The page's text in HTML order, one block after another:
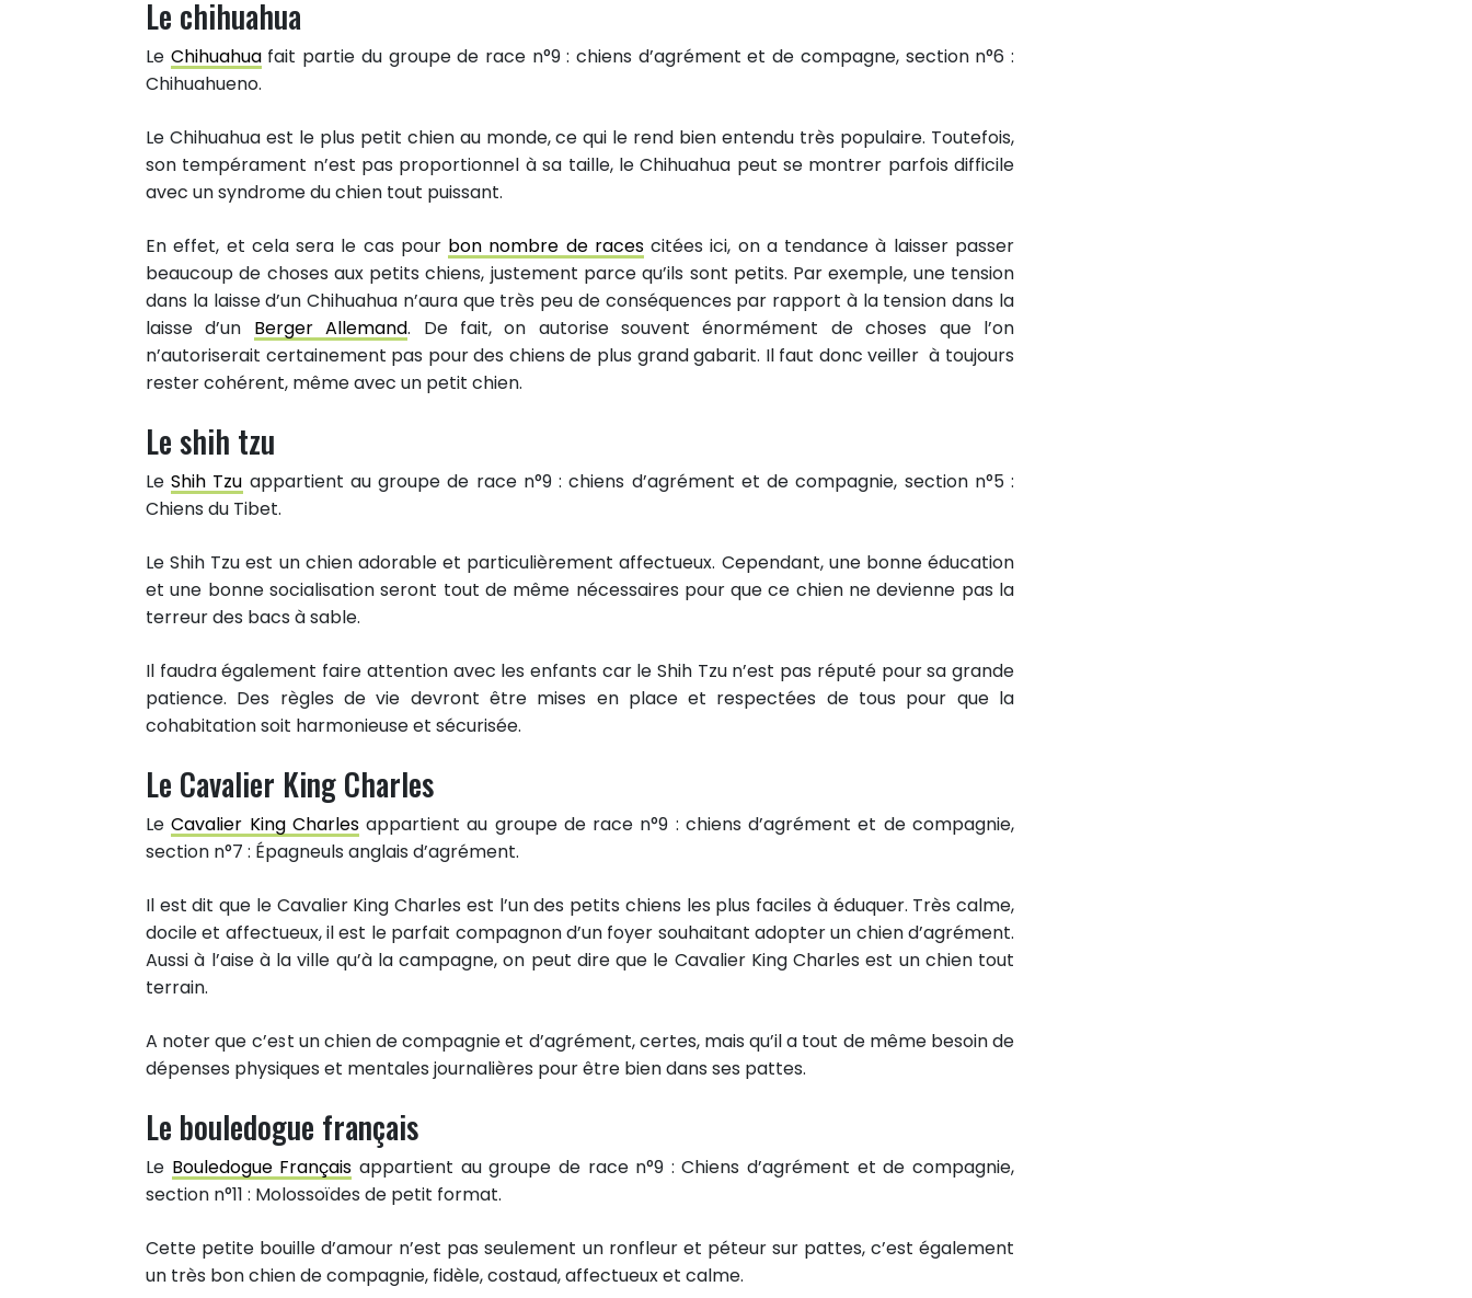
Le chihuahua
Le Chihuahuafait partie du groupe de race n°9 : chiens d’agrément et de compagne, section n°6 :
Chihuahueno.
Le Chihuahua est le plus petit chien au monde, ce qui le rend bien entendu très populaire. Toutefois,
son tempérament n’est pas proportionnel à sa taille, le Chihuahua peut se montrer parfois difficile
avec un syndrome du chien tout puissant.
En effet, et cela sera le cas pour bon nombre de racescitées ici, on a tendance à laisser passer
beaucoup de choses aux petits chiens, justement parce qu’ils sont petits. Par exemple, une tension
dans la laisse d’un Chihuahua n’aura que très peu de conséquences par rapport à la tension dans la
laisse d’un Berger Allemand. De fait, on autorise souvent énormément de choses que l’on
n’autoriserait certainement pas pour des chiens de plus grand gabarit. Il faut donc veiller à toujours
rester cohérent, même avec un petit chien.
Le shih tzu
LeShih Tzu appartient au groupe de race n°9 : chiens d’agrément et de compagnie, section n°5 :
Chiens du Tibet.
Le Shih Tzu est un chien adorable et particulièrement affectueux. Cependant, une bonne éducation
et une bonne socialisation seront tout de même nécessaires pour que ce chien ne devienne pas la
terreur des bacs à sable.
Il faudra également faire attention avec les enfants car le Shih Tzu n’est pas réputé pour sa grande
patience. Des règles de vie devront être mises en place et respectées de tous pour que la
cohabitation soit harmonieuse et sécurisée.
Le Cavalier King Charles
LeCavalier King Charlesappartient au groupe de race n°9 : chiens d’agrément et de compagnie,
section n°7 : Épagneuls anglais d’agrément.
Il est dit que le Cavalier King Charles est l’un des petits chiens les plus faciles à éduquer. Très calme,
docile et affectueux, il est le parfait compagnon d’un foyer souhaitant adopter un chien d’agrément.
Aussi à l’aise à la ville qu’à la campagne, on peut dire que le Cavalier King Charles est un chien tout
terrain.
A noter que c’est un chien de compagnie et d’agrément, certes, mais qu’il a tout de même besoin de
dépenses physiques et mentales journalières pour être bien dans ses pattes.
Le bouledogue français
Le Bouledogue Français appartient au groupe de race n°9 : Chiens d’agrément et de compagnie,
section n°11 : Molossoïdes de petit format.
Cette petite bouille d’amour n’est pas seulement un ronfleur et péteur sur pattes, c’est également
un très bon chien de compagnie, fidèle, costaud, affectueux et calme.